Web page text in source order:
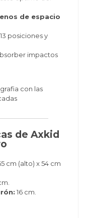
de espacio
posiciones y
impactos
de Axkid
cm (alto) x 54 cm
16 cm.